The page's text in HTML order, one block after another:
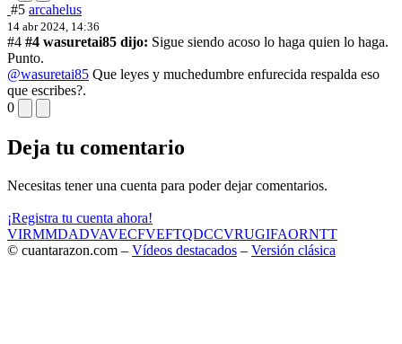
#5 arcahelus
14 abr 2024, 14:36
#4 #4 wasuretai85 dijo: Sigue siendo acoso lo haga quien lo haga.
Punto.
@wasuretai85 Que leyes y muchedumbre enfurecida respalda eso
que escribes?.
0
Deja tu comentario
Necesitas tener una cuenta para poder dejar comentarios.
¡Registra tu cuenta ahora!
VIRMMDADVAVECFVEFTQDCCVRUGIFAORNTT
© cuantarazon.com – Vídeos destacados – Versión clásica